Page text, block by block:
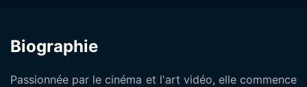
Biographie
Passionnée par le cinéma et l'art vidéo, elle commence